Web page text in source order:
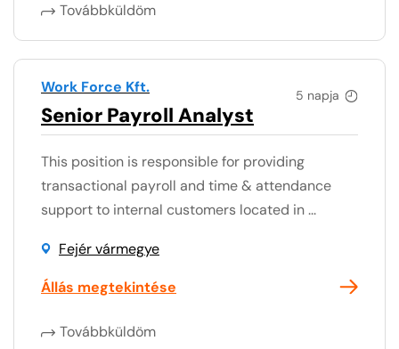
Továbbküldöm
5 napja
Work Force Kft.
Senior Payroll Analyst
This position is responsible for providing
transactional payroll and time & attendance
support to internal customers located in ...
Fejér vármegye
Állás megtekintése
Továbbküldöm